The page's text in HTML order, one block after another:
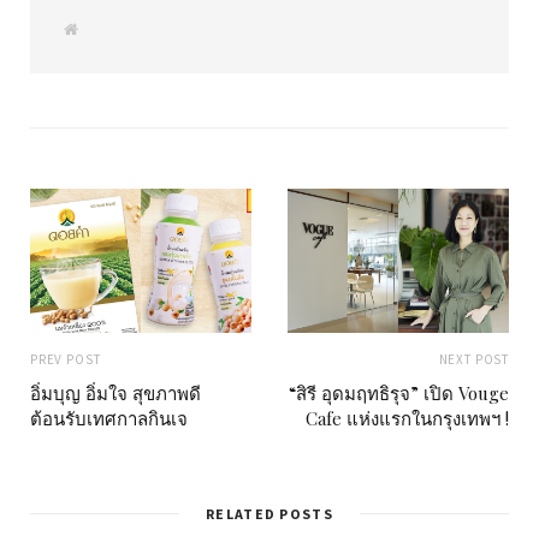
W
PREV POST
อิ่มบุญ อิ่มใจ สุขภาพดี
ต้อนรับเทศกาลกินเจ
NEXT POST
“สิรี อุดมฤทธิรุจ” เปิด Vouge
Cafe แห่งแรกในกรุงเทพฯ !
RELATED POSTS